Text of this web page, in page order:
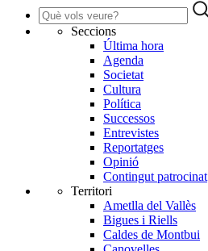
Seccions
Última hora
Agenda
Societat
Cultura
Política
Successos
Entrevistes
Reportatges
Opinió
Contingut patrocinat
Territori
Ametlla del Vallès
Bigues i Riells
Caldes de Montbui